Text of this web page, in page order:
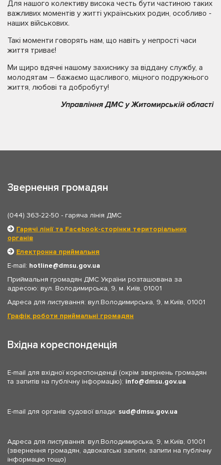
Для нашого колективу висока честь бути частиною таких
важливих моментів у житті українських родин, особливо -
наших військових.
Такі моменти говорять нам, що навіть у непрості часи
життя триває!
Ми щиро вдячні нашому захиснику за віддану службу, а
молодятам – бажаємо щасливого, міцного подружнього
життя, любові та добробуту!
Управління ДМС у Житомирській області
Звернення громадян
(044) 363-22-50 - гаряча лінія ДМС
Гарячі лінії та Facebook-сторінки територіальних
органів
Електронна приймальня
E-mail: hotline
dmsu.gov.ua
Приймальня громадян ДМС України розташована за
адресою: вул. Володимирська, 9, м. Київ, 01001
Адреса для листування: вул.Володимирська, 9, м.Київ, 01001
Графік роботи приймальні громадян
Вхідна кореспонденція
E-mail для вхідної кореспонденції (окрім звернень громадян
та запитів на публічну інформацію): info dmsu.gov.ua
E-mail для органів судової влади: sud dmsu.gov.ua
Адреса для листування: вул.Володимирська, 9, м.Київ, 01001
(звернення громадян, адвокатські запити, запити на публічну
інформацію тощо)